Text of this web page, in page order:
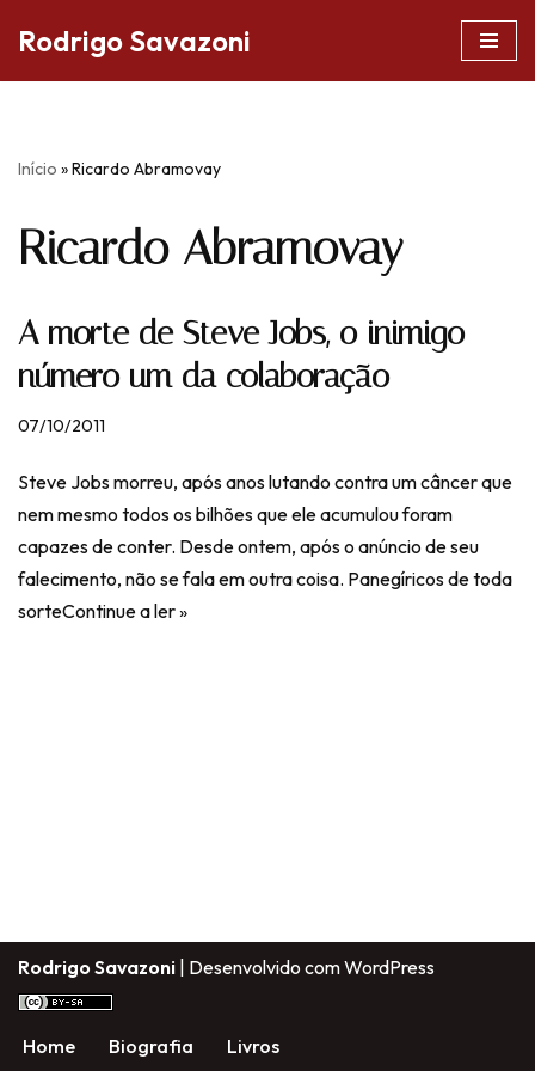
conteúdo
Rodrigo Savazoni
Início »Ricardo Abramovay
Ricardo Abramovay
A morte de Steve Jobs, o inimigo
número um da colaboração
07/10/2011
Steve Jobs morreu, após anos lutando contra um câncer que
nem mesmo todos os bilhões que ele acumulou foram
capazes de conter. Desde ontem, após o anúncio de seu
falecimento, não se fala em outra coisa. Panegíricos de toda
sorteContinue a ler »
Rodrigo Savazoni | Desenvolvido comWordPress
Home Biografia Livros